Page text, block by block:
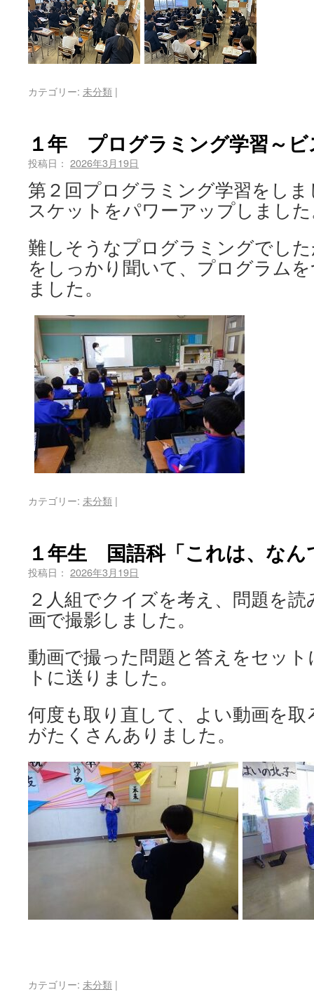
カテゴリー: 未分類 |
１年 プログラミング学習～ビ
投稿日： 2026年3月19日
第２回プログラミング学習をし
スケットをパワーアップしまし
難しそうなプログラミングでし
をしっかり聞いて、プログラム
ました。
カテゴリー: 未分類 |
１年生 国語科「これは、なん
投稿日： 2026年3月19日
２人組でクイズを考え、問題を
画で撮影しました。
動画で撮った問題と答えをセッ
トに送りました。
何度も取り直して、よい動画を
がたくさんありました。
カテゴリー: 未分類 |